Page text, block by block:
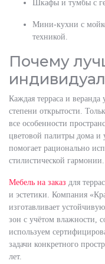
Шкафы и тумбы с
Мини-кухни с
техникой.
Почему
Каждая терраса и
степени открытости.
все особенности
цветовой палитры дома и
помогает рационально
стилистической гармонии.
Мебель на заказ для
и эстетики. Компания
изготавливает
зон с учётом влажности,
используем
задачи конкретного
лет.